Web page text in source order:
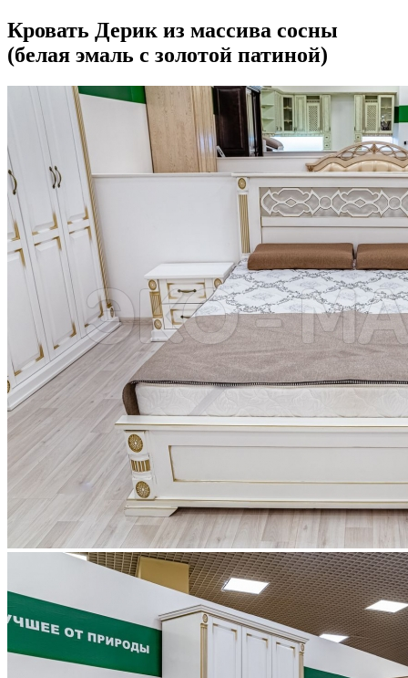
Кровать Дерик из массива сосны
(белая эмаль с золотой патиной)